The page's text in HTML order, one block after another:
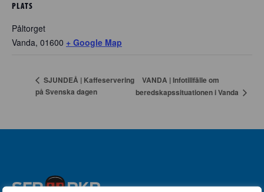
PLATS
Påltorget
Vanda, 01600 + Google Map
SJUNDEÅ | Kaffeservering
på Svenska dagen
VANDA | Infotillfälle om
beredskapssituationen i Vanda